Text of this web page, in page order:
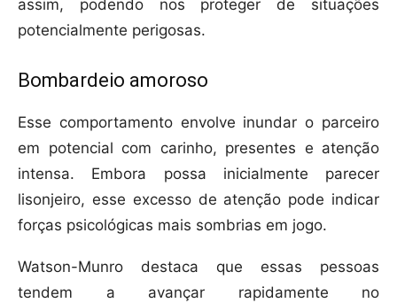
assim, podendo nos proteger de situações
potencialmente perigosas.
Bombardeio amoroso
Esse comportamento envolve inundar o parceiro
em potencial com carinho, presentes e atenção
intensa. Embora possa inicialmente parecer
lisonjeiro, esse excesso de atenção pode indicar
forças psicológicas mais sombrias em jogo.
Watson-Munro destaca que essas pessoas
tendem a avançar rapidamente no